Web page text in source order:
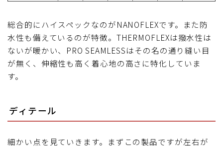
総合的にハイスペックなのがNANOFLEXです。また防
水性も備えているのが特徴。THERMOFLEXは撥水性は
ないが暖かい、PRO SEAMLESSはその名の通り縫い目
が無く、伸縮性も高く着心地の高さに特化していま
す。
ディテール
細かい点を見ていきます。まずこの製品ですが左右が